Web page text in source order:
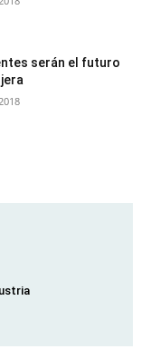
serán el futuro